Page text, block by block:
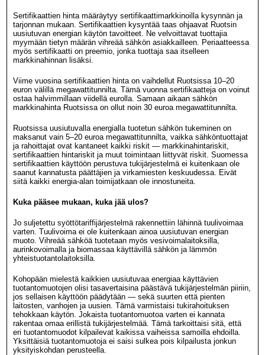
Sertifikaattien hinta määräytyy sertifikaattimarkkinoilla kysynnän ja
tarjonnan mukaan. Sertifikaattien kysyntää taas ohjaavat Ruotsin
uusiutuvan energian käytön tavoitteet. Ne velvoittavat tuottajia
myymään tietyn määrän vihreää sähkön asiakkailleen. Periaatteessa
myös sertifikaatti on preemio, jonka tuottaja saa itselleen
markkinahinnan lisäksi.
Viime vuosina sertifikaattien hinta on vaihdellut Ruotsissa 10–20
euron välillä megawattitunnilta. Tämä vuonna sertifikaatteja on voinut
ostaa halvimmillaan viidellä eurolla. Samaan aikaan sähkön
markkinahinta Ruotsissa on ollut noin 30 euroa megawattitunnilta.
Ruotsissa uusiutuvalla energialla tuotetun sähkön tukeminen on
maksanut vain 5–20 euroa megawattitunnilta, vaikka sähköntuottajat
ja rahoittajat ovat kantaneet kaikki riskit — markkinahintariskit,
sertifikaattien hintariskit ja muut toimintaan liittyvät riskit. Suomessa
sertifikaattien käyttöön perustuva tukijärjestelmä ei kuitenkaan ole
saanut kannatusta päättäjien ja virkamiesten keskuudessa. Eivät
siitä kaikki energia-alan toimijatkaan ole innostuneita.
Kuka pääsee mukaan, kuka jää ulos?
Jo suljetettu syöttötariffijärjestelmä rakennettiin lähinnä tuulivoimaa
varten. Tuulivoima ei ole kuitenkaan ainoa uusiutuvan energian
muoto. Vihreää sähköä tuotetaan myös vesivoimalaitoksilla,
aurinkovoimalla ja biomassaa käyttävillä sähkön ja lämmön
yhteistuotantolaitoksilla.
Kohopään mielestä kaikkien uusiutuvaa energiaa käyttävien
tuotantomuotojen olisi tasavertaisina päästävä tukijärjestelmän piiriin,
jos sellaisen käyttöön päädytään — sekä suurten että pienten
laitosten, vanhojen ja uusien. Tämä varmistaisi tukirahoituksen
tehokkaan käytön. Jokaista tuotantomuotoa varten ei kannata
rakentaa omaa erillistä tukijärjestelmää. Tämä tarkoittaisi sitä, että
eri tuotantomuodot kilpailevat kaikissa vaiheissa samoilla ehdoilla.
Yksittäisiä tuotantomuotoja ei saisi sulkea pois kilpailusta jonkun
yksityiskohdan perusteella.